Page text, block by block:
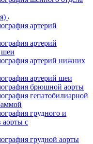
артерий
артерий
шеи
артерий нижних
артерий шеи
брюшной аорты
гепатобилиарной
грудного и
аорты с
грудной аорты